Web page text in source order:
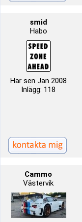
smid
Habo
Här sen Jan 2008
Inlägg: 118
Cammo
Västervik